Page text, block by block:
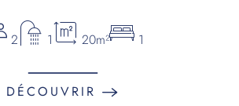
2 1 20m² 1
DÉCOUVRIR